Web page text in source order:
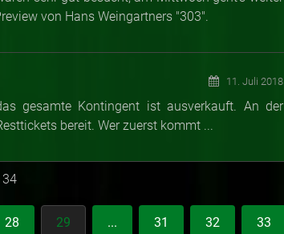
von Hans Weingartners "303".
11. Juli 2018
gesamte Kontingent ist ausverkauft. An der
bereit. Wer zuerst kommt ...
34
28 29 ... 31 32 33